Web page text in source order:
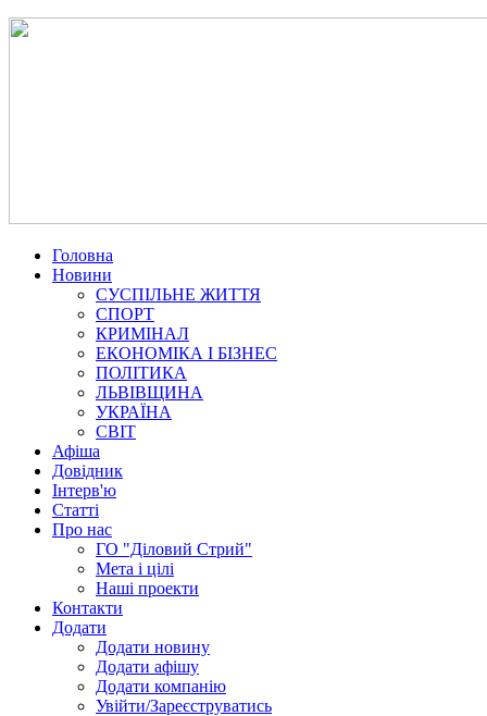
Головна
Новини
СУСПІЛЬНЕ ЖИТТЯ
СПОРТ
КРИМІНАЛ
ЕКОНОМІКА І БІЗНЕС
ПОЛІТИКА
ЛЬВІВЩИНА
УКРАЇНА
СВІТ
Афіша
Довідник
Інтерв'ю
Статті
Про нас
ГО "Діловий Стрий"
Мета і цілі
Наші проекти
Контакти
Додати
Додати новину
Додати афішу
Додати компанію
Увійти/Зареєструватись